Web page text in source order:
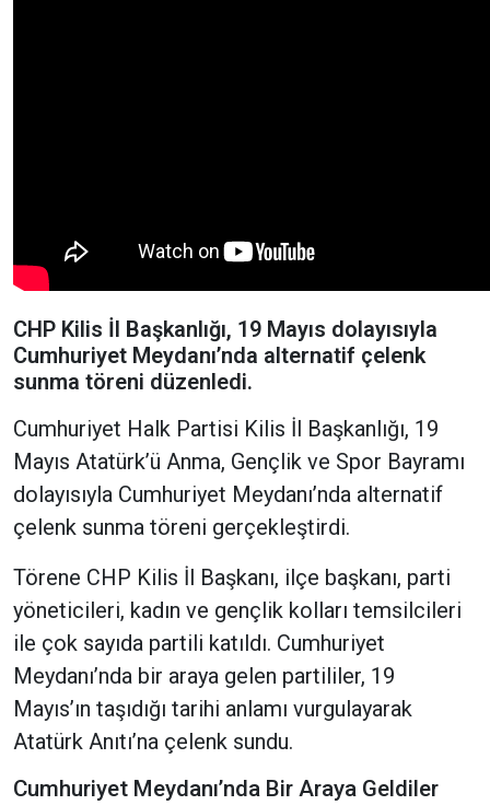
CHP Kilis İl Başkanlığı, 19 Mayıs dolayısıyla
Cumhuriyet Meydanı’nda alternatif çelenk
sunma töreni düzenledi.
Cumhuriyet Halk Partisi Kilis İl Başkanlığı, 19
Mayıs Atatürk’ü Anma, Gençlik ve Spor Bayramı
dolayısıyla Cumhuriyet Meydanı’nda alternatif
çelenk sunma töreni gerçekleştirdi.
Törene CHP Kilis İl Başkanı, ilçe başkanı, parti
yöneticileri, kadın ve gençlik kolları temsilcileri
ile çok sayıda partili katıldı. Cumhuriyet
Meydanı’nda bir araya gelen partililer, 19
Mayıs’ın taşıdığı tarihi anlamı vurgulayarak
Atatürk Anıtı’na çelenk sundu.
Cumhuriyet Meydanı’nda Bir Araya Geldiler